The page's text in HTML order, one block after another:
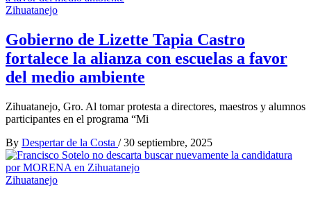
Zihuatanejo
Gobierno de Lizette Tapia Castro
fortalece la alianza con escuelas a favor
del medio ambiente
Zihuatanejo, Gro. Al tomar protesta a directores, maestros y alumnos
participantes en el programa “Mi
By Despertar de la Costa / 30 septiembre, 2025
Zihuatanejo